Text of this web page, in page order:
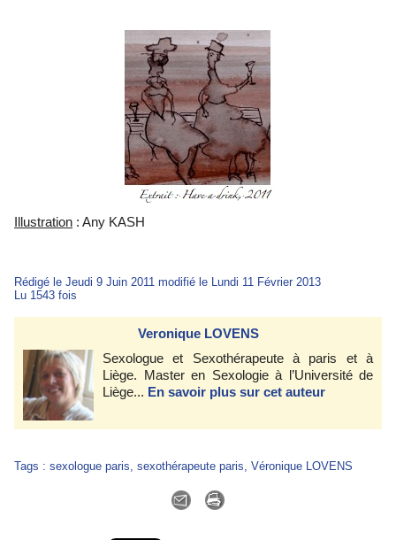
Illustration : Any KASH
Rédigé le Jeudi 9 Juin 2011 modifié le Lundi 11 Février 2013
Lu 1543 fois
Veronique LOVENS
Sexologue et Sexothérapeute à paris et à
Liège. Master en Sexologie à l’Université de
Liège... En savoir plus sur cet auteur
Tags : sexologue paris, sexothérapeute paris, Véronique LOVENS